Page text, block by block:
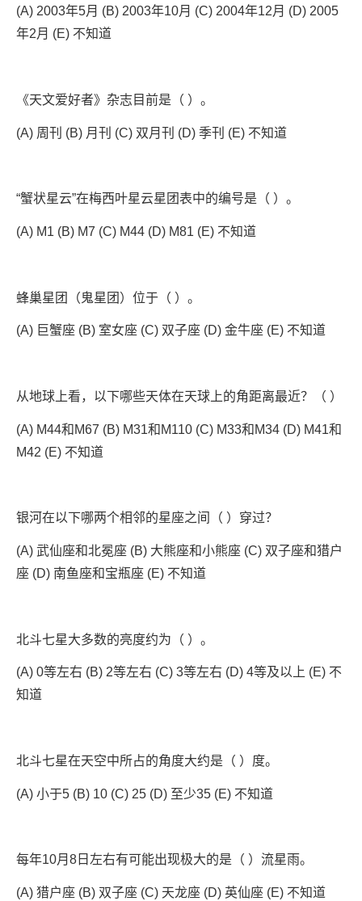
(A) 2003年5月 (B) 2003年10月 (C) 2004年12月 (D) 2005
年2月 (E) 不知道
《天文爱好者》杂志目前是（ ）。
(A) 周刊 (B) 月刊 (C) 双月刊 (D) 季刊 (E) 不知道
“蟹状星云”在梅西叶星云星团表中的编号是（ ）。
(A) M1 (B) M7 (C) M44 (D) M81 (E) 不知道
蜂巢星团（鬼星团）位于（ ）。
(A) 巨蟹座 (B) 室女座 (C) 双子座 (D) 金牛座 (E) 不知道
从地球上看，以下哪些天体在天球上的角距离最近？（ ）
(A) M44和M67 (B) M31和M110 (C) M33和M34 (D) M41和
M42 (E) 不知道
银河在以下哪两个相邻的星座之间（ ）穿过？
(A) 武仙座和北冕座 (B) 大熊座和小熊座 (C) 双子座和猎户
座 (D) 南鱼座和宝瓶座 (E) 不知道
北斗七星大多数的亮度约为（ ）。
(A) 0等左右 (B) 2等左右 (C) 3等左右 (D) 4等及以上 (E) 不
知道
北斗七星在天空中所占的角度大约是（ ）度。
(A) 小于5 (B) 10 (C) 25 (D) 至少35 (E) 不知道
每年10月8日左右有可能出现极大的是（ ）流星雨。
(A) 猎户座 (B) 双子座 (C) 天龙座 (D) 英仙座 (E) 不知道